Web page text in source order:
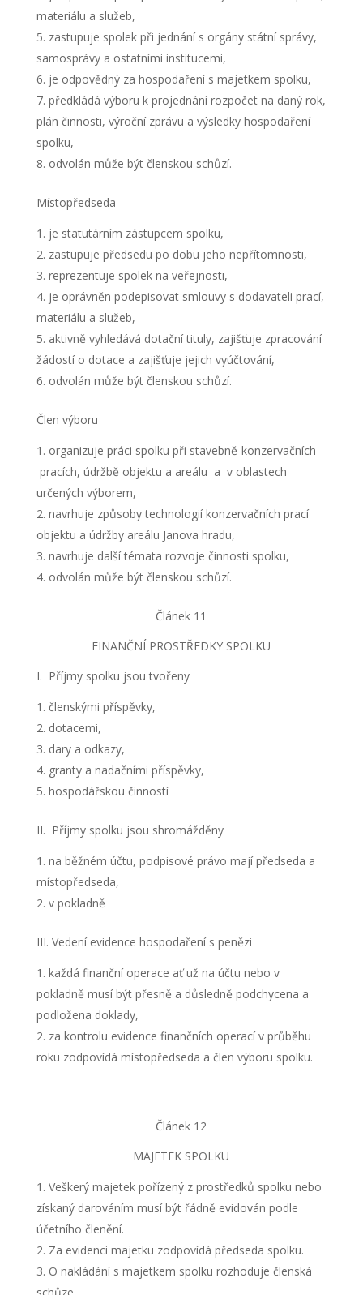
materiálu a služeb,
zastupuje spolek při jednání s orgány státní správy,
samosprávy a ostatními institucemi,
je odpovědný za hospodaření s majetkem spolku,
předkládá výboru k projednání rozpočet na daný rok,
plán činnosti, výroční zprávu a výsledky hospodaření
spolku,
odvolán může být členskou schůzí.
Místopředseda
je statutárním zástupcem spolku,
zastupuje předsedu po dobu jeho nepřítomnosti,
reprezentuje spolek na veřejnosti,
je oprávněn podepisovat smlouvy s dodavateli prací,
materiálu a služeb,
aktivně vyhledává dotační tituly, zajišťuje zpracování
žádostí o dotace a zajišťuje jejich vyúčtování,
odvolán může být členskou schůzí.
Člen výboru
organizuje práci spolku při stavebně-konzervačních
pracích, údržbě objektu a areálu a v oblastech
určených výborem,
navrhuje způsoby technologií konzervačních prací
objektu a údržby areálu Janova hradu,
navrhuje další témata rozvoje činnosti spolku,
odvolán může být členskou schůzí.
Článek 11
FINANČNÍ PROSTŘEDKY SPOLKU
I. Příjmy spolku jsou tvořeny
členskými příspěvky,
dotacemi,
dary a odkazy,
granty a nadačními příspěvky,
hospodářskou činností
II. Příjmy spolku jsou shromážděny
na běžném účtu, podpisové právo mají předseda a
místopředseda,
v pokladně
III. Vedení evidence hospodaření s penězi
každá finanční operace ať už na účtu nebo v
pokladně musí být přesně a důsledně podchycena a
podložena doklady,
za kontrolu evidence finančních operací v průběhu
roku zodpovídá místopředseda a člen výboru spolku.
Článek 12
MAJETEK SPOLKU
Veškerý majetek pořízený z prostředků spolku nebo
získaný darováním musí být řádně evidován podle
účetního členění.
Za evidenci majetku zodpovídá předseda spolku.
O nakládání s majetkem spolku rozhoduje členská